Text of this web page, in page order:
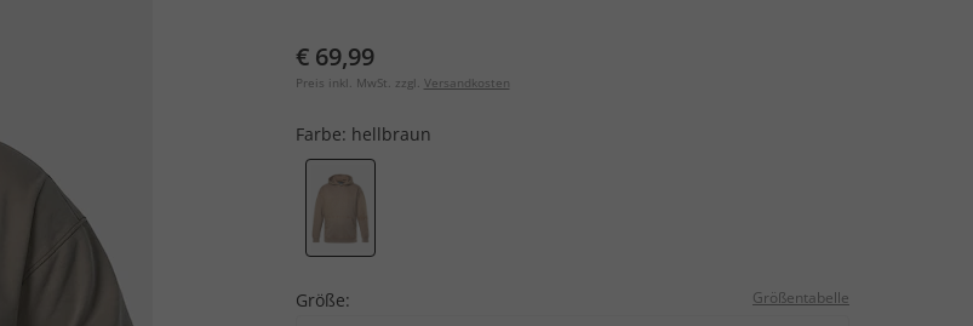
€ 69,99
Preis inkl. MwSt. zzgl. Versandkosten
Farbe: hellbraun
Größe: Größentabelle